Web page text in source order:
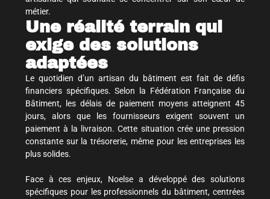
métier.
Une réalité terrain qui
exige des solutions
adaptées
Le quotidien d’un artisan du bâtiment est fait de défis
financiers spécifiques. Selon la Fédération Française du
Bâtiment, les délais de paiement moyens atteignent 45
jours, alors que les fournisseurs exigent souvent un
paiement à la livraison. Cette situation crée une pression
constante sur la trésorerie, même pour les entreprises les
plus solides.
Face à ces enjeux, Noelse a développé des solutions
spécifiques pour les professionnels du bâtiment, centrées